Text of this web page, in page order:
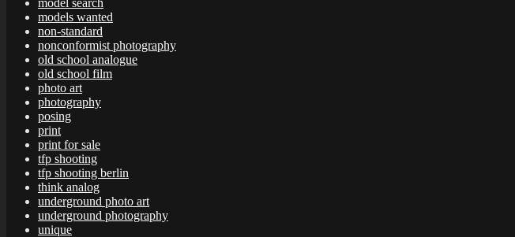
models wanted
non-standard
nonconformist photography
old school analogue
old school film
photo art
photography
posing
print
print for sale
tfp shooting
tfp shooting berlin
think analog
underground photo art
underground photography
unique